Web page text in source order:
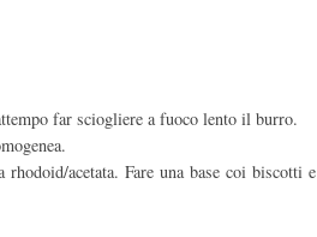
far sciogliere a fuoco lento il burro.
acetata. Fare una base coi biscotti e